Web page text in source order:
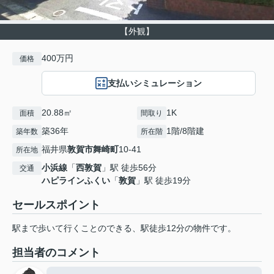
【外観】
価格 400万円
支払いシミュレーション
面積 20.88㎡ 間取り 1K
築年数 築36年 所在階 1階/8階建
所在地 福井県敦賀市舞崎町10-41
交通 小浜線 「西敦賀 」駅 徒歩56分
ハピラインふくい 「敦賀 」駅 徒歩19分
セールスポイント
駅まで歩いて行くことのできる、駅徒歩12分の物件です。
担当者のコメント